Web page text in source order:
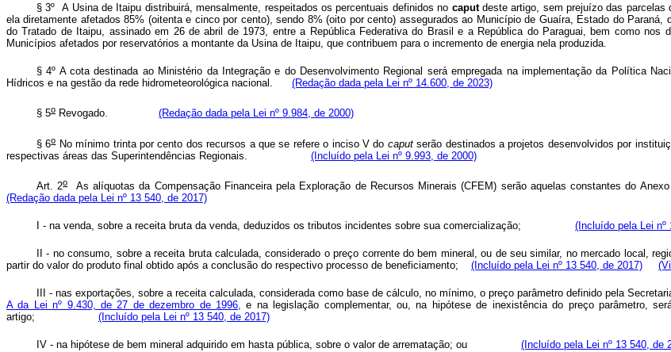
§ 3º A Usina de Itaipu distribuirá, mensalmente, respeitados os percentuais definidos no caputdeste artigo, sem prejuízo das parcelas
ela diretamente afetados 85% (oitenta e cinco por cento), sendo 8% (oito por cento) assegurados ao Município de Guaíra, Estado do Paraná,
do Tratado de Itaipu, assinado em 26 de abril de 1973, entre a República Federativa do Brasil e a República do Paraguai, bem como
Municípios afetados por reservatórios a montante da Usina de Itaipu, que contribuem para o incremento de energia nela
§ 4º A cota destinada ao Ministério da Integração e do Desenvolvimento Regional será empregada na implementação da Política
Hídricos e na gestão da rede hidrometeorológica nacional. (Redação dada pela Lei nº 14.600, de 2023)
§ 5o Revogado. (Redação dada pela Lei nº 9.984, de 2000)
§ 6oNo mínimo trinta por cento dos recursos a que se refere o inciso V do caputserão destinados a projetos desenvolvidos por
respectivas áreas das Superintendências Regionais. (Incluído pela Lei nº 9.993, de 2000)
Art. 2oAs alíquotas da Compensação Financeira pela Exploração de Recursos Minerais (CFEM) serão aquelas constantes
(Redação dada pela Lei nº 13 540, de 2017)
I - na venda, sobre a receita bruta da venda, deduzidos os tributos incidentes sobre sua comercialização; (Incluído pela Lei nº
II - no consumo, sobre a receita bruta calculada, considerado o preço corrente do bem mineral, ou de seu similar, no mercado local,
partir do valor do produto final obtido após a conclusão do respectivo processo de beneficiamento; (Incluído pela Lei nº 13 540, de 2017)
III - nas exportações, sobre a receita calculada, considerada como base de cálculo, no mínimo, o preço parâmetro definido pela
A da Lei nº 9.430, de 27 de dezembro de 1996,
e na legislação complementar, ou, na hipótese de inexistência do preço parâmetro,
artigo; (Incluído pela Lei nº 13 540, de 2017)
IV - na hipótese de bem mineral adquirido em hasta pública, sobre o valor de arrematação; ou (Incluído pela Lei nº 13 540, de